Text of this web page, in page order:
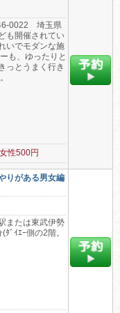
0022 埼玉県
も開催されてい
いでモダンな施
も、ゆったりと
っとうまく行き
性500円
りがある男女編
または東武伊勢
ﾞｲｴｰ側の2階。